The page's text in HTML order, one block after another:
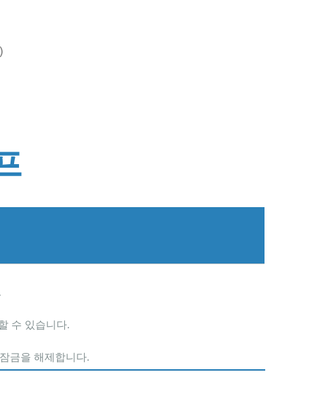
수 있습니다.
금을 해제합니다.